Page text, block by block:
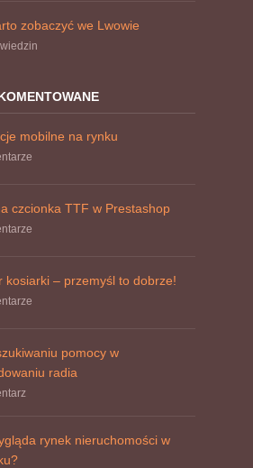
zobaczyć we Lwowie
mobilne na rynku
czcionka TTF w Prestashop
kosiarki – przemyśl to dobrze!
pomocy w
radia
rynek nieruchomości w